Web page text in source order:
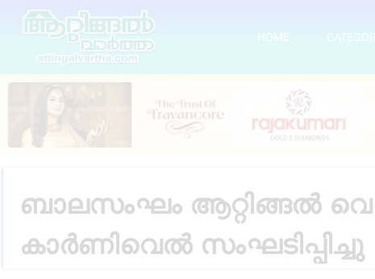
HOME
ബാലസംഘം ആറ്റിങ്ങൽ
കാർണിവെൽ സംഘടിപ്പിച്ചു